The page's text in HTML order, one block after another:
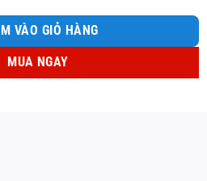
VÀO GIỎ HÀNG
MUA NGAY